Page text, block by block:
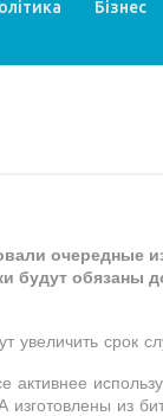
Бізнес
очередные
будут обязаны
увеличить
активнее
из